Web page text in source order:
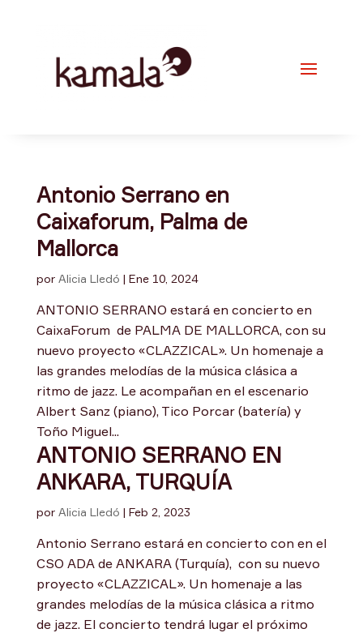
Antonio Serrano en
Caixaforum, Palma de
Mallorca
por Alicia Lledó | Ene 10, 2024
ANTONIO SERRANO estará en concierto en
CaixaForum de PALMA DE MALLORCA, con su
nuevo proyecto «CLAZZICAL». Un homenaje a
las grandes melodías de la música clásica a
ritmo de jazz. Le acompañan en el escenario
Albert Sanz (piano), Tico Porcar (batería) y
Toño Miguel...
ANTONIO SERRANO EN
ANKARA, TURQUÍA
por Alicia Lledó | Feb 2, 2023
Antonio Serrano estará en concierto con en el
CSO ADA de ANKARA (Turquía), con su nuevo
proyecto «CLAZZICAL». Un homenaje a las
grandes melodías de la música clásica a ritmo
de jazz. El concierto tendrá lugar el próximo